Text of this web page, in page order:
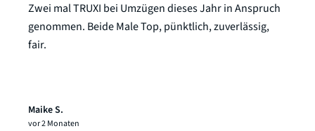
Zwei mal TRUXI bei Umzügen dieses Jahr in Anspruch
genommen. Beide Male Top, pünktlich, zuverlässig,
fair.
Maike S.
vor 2 Monaten